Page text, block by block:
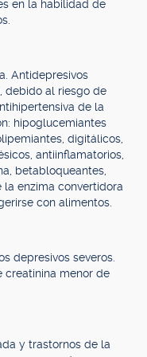
en la habilidad de
Antidepresivos
debido al riesgo de
de la
hipoglucemiantes
digitálicos,
antiinflamatorios,
betabloqueantes,
enzima convertidora
con alimentos.
depresivos severos.
creatinina menor de
y trastornos de la